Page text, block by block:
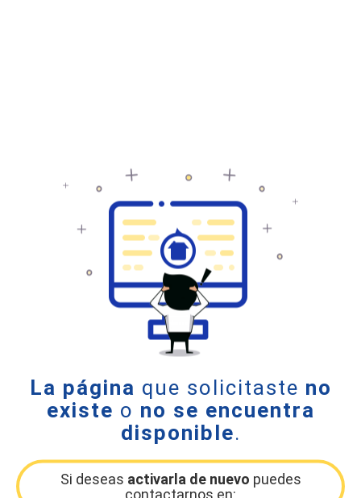
La página que solicitaste no
existe o no se encuentra
disponible.
Si deseas activarla de nuevo puedes
contactarnos en: